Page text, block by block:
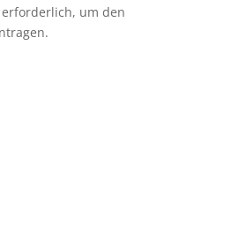
um den